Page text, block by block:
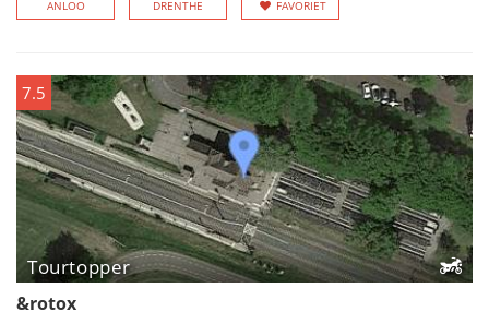
ANLOO DRENTHE FAVORIET
7.5
Tourtopper
&rotox